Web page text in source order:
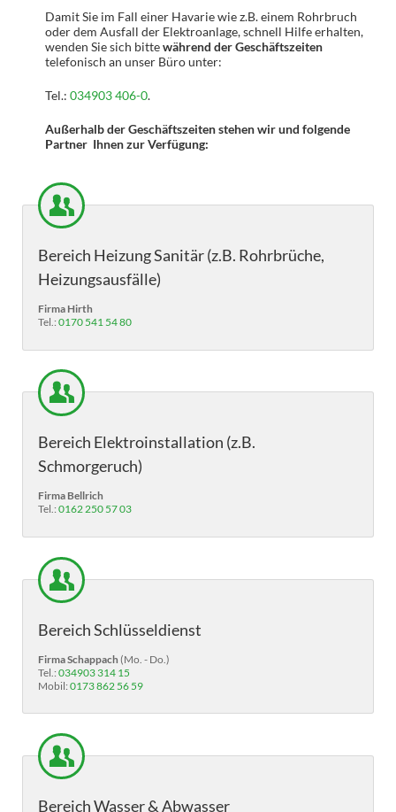
Damit Sie im Fall einer Havarie wie z.B. einem Rohrbruch
oder dem Ausfall der Elektroanlage, schnell Hilfe erhalten,
wenden Sie sich bittewährend der Geschäftszeiten
telefonisch an unser Büro unter:
Tel.:034903 406-0.
Außerhalb der Geschäftszeiten stehen wir und folgende
Partner Ihnen zur Verfügung:
Bereich Heizung Sanitär (z.B. Rohrbrüche,
Heizungsausfälle)
Firma Hirth
Tel.:0170 541 54 80
Bereich Elektroinstallation (z.B.
Schmorgeruch)
Firma Bellrich
Tel.:0162 250 57 03
Bereich Schlüsseldienst
Firma Schappach (Mo. - Do.)
Tel.:034903 314 15
Mobil:0173 862 56 59
Bereich Wasser & Abwasser